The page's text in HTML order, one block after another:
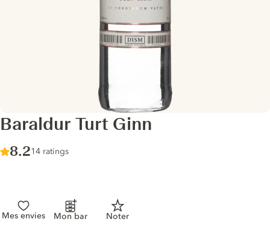
Baraldur Turt Ginn
Score :
8.2/ 10
14 ratings
Mes envies Mon bar Noter